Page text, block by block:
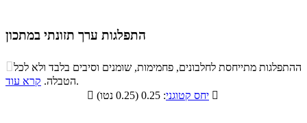
התפלגות ערך תזונתי במתכון
התפלגות ערך תזונתי במתכון
סיבים
תזונתיים
שומנים חלבונים
30.4% 49.2%
ההתפלגות מתייחסת לחלבונים, פחמימות, שומנים וסיבים בלבד ולא לכל
הטבלה. קרא עוד
.

יחס קטוגני 